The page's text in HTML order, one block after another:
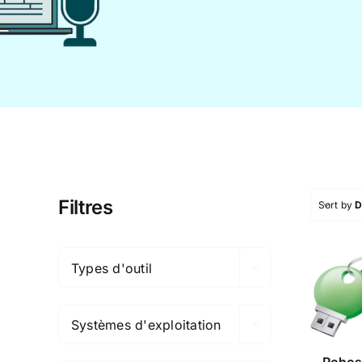
Filtres
Types d'outil
Systèmes d'exploitation
Sort by